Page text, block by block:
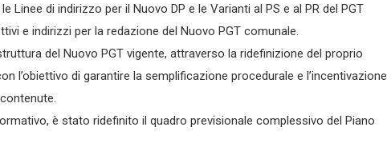
Linee di indirizzo per il Nuovo DP e le Varianti al PS e al PR del PGT
e indirizzi per la redazione del Nuovo PGT comunale.
del Nuovo PGT vigente, attraverso la ridefinizione del proprio
l’obiettivo di garantire la semplificazione procedurale e l’incentivazione
è stato ridefinito il quadro previsionale complessivo del Piano